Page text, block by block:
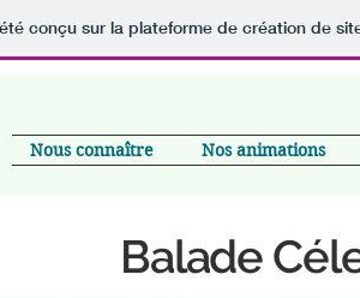
conçu sur la plateforme de création de
Nous connaître Nos animations
Balade